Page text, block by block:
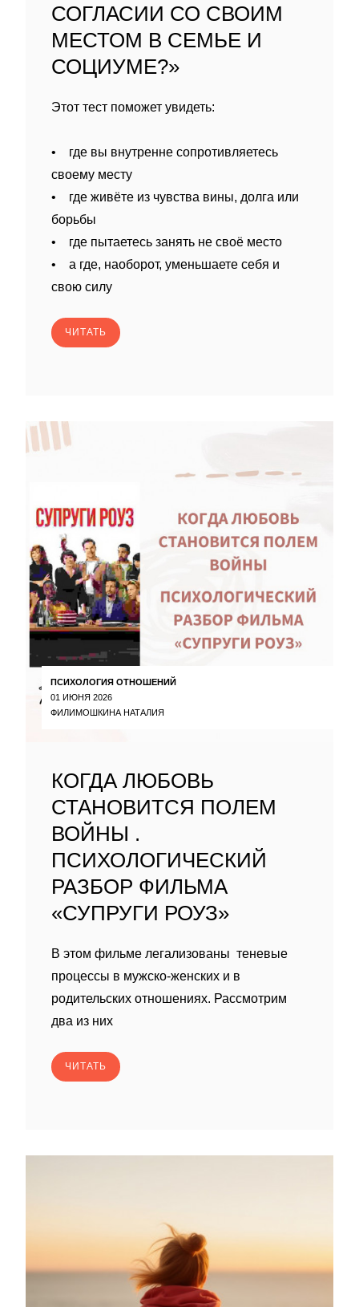
СОГЛАСИИ СО СВОИМ
МЕСТОМ В СЕМЬЕ И
СОЦИУМЕ?»
Этот тест поможет увидеть:
• где вы внутренне сопротивляетесь
своему месту
• где живёте из чувства вины, долга или
борьбы
• где пытаетесь занять не своё место
• а где, наоборот, уменьшаете себя и
свою силу
ЧИТАТЬ
ПСИХОЛОГИЯ ОТНОШЕНИЙ
01 ИЮНЯ 2026
ФИЛИМОШКИНА НАТАЛИЯ
КОГДА ЛЮБОВЬ
СТАНОВИТСЯ ПОЛЕМ
ВОЙНЫ .
ПСИХОЛОГИЧЕСКИЙ
РАЗБОР ФИЛЬМА
«СУПРУГИ РОУЗ»
В этом фильме легализованы теневые
процессы в мужско-женских и в
родительских отношениях. Рассмотрим
два из них
ЧИТАТЬ